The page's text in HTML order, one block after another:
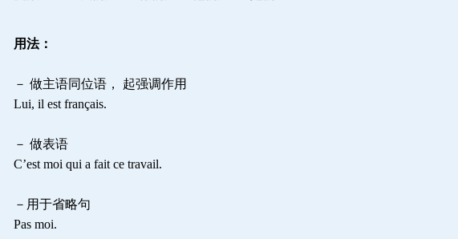
用法：
－ 做主语同位语， 起强调作用
Lui, il est français.
－ 做表语
C’est moi qui a fait ce travail.
－用于省略句
Pas moi.